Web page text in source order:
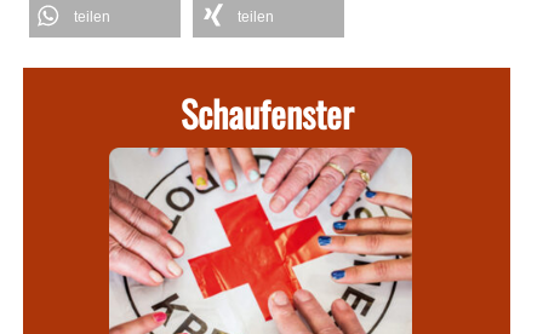
teilen teilen
Schaufenster